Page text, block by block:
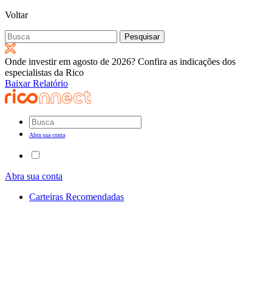
Voltar
Pesquisar
por:
Onde investir em agosto de 2026? Confira as indicações dos
especialistas da Rico
Baixar Relatório
Abra sua conta
Abra sua conta
Carteiras Recomendadas